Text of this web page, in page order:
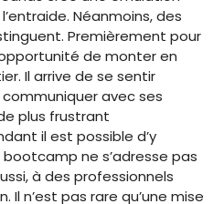
Néanmoins, des
Premièrement pour
de monter en
Il arrive de se sentir
avec ses
plus frustrant
il est possible d’y
ne s’adresse pas
à des professionnels
n’est pas rare qu’une mise